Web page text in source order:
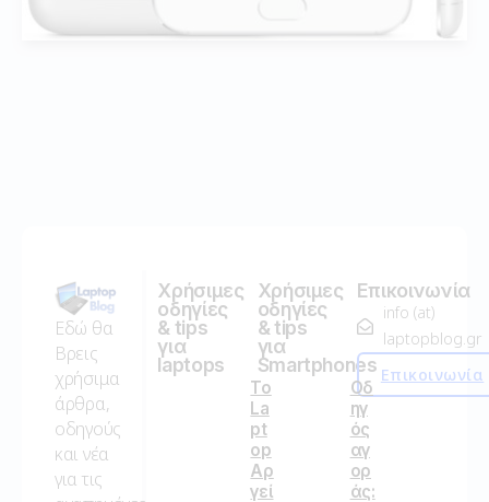
Εδώ θα
Βρεις
χρήσιμα
άρθρα,
οδηγούς
και νέα
για τις
Χρήσιμες
οδηγίες
& tips
για
laptops
Το
La
pt
op
Αρ
γεί
Χρήσιμες
οδηγίες
& tips
για
Smartphones
Οδ
ηγ
ός
αγ
ορ
άς:
Επικοινωνία
info (at)
laptopblog.gr
Επικοινωνία